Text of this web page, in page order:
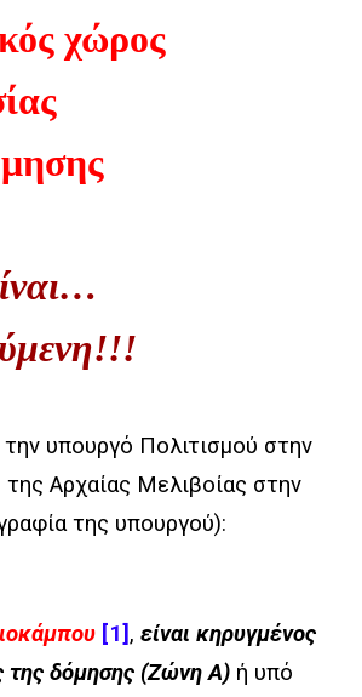
χώρος
υπουργό Πολιτισμού στην
Αρχαίας Μελιβοίας στην
της υπουργού):
[1] , είναι κηρυγμένος
της δόμησης (Ζώνη Α) ή υπό